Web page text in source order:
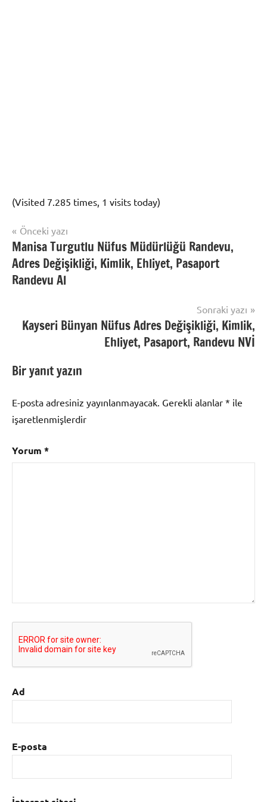
(Visited 7.285 times, 1 visits today)
Nüfus
Randevu
Yazı
gezinmesi
Önceki yazı
Manisa Turgutlu Nüfus Müdürlüğü Randevu,
Adres Değişikliği, Kimlik, Ehliyet, Pasaport
Randevu Al
Sonraki yazı
Kayseri Bünyan Nüfus Adres Değişikliği, Kimlik,
Ehliyet, Pasaport, Randevu NVİ
Bir yanıt yazın
E-posta adresiniz yayınlanmayacak. Gerekli alanlar * ile
işaretlenmişlerdir
Yorum *
Ad
E-posta